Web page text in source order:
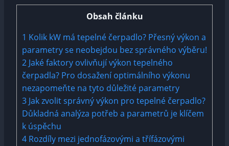
Obsah článku
1 Kolik kW má tepelné čerpadlo? Přesný výkon a
parametry se neobejdou bez správného výběru!
2 Jaké faktory ovlivňují výkon tepelného
čerpadla? Pro dosažení optimálního výkonu
nezapomeňte na tyto důležité parametry
3 Jak zvolit správný výkon pro tepelné čerpadlo?
Důkladná analýza potřeb a parametrů je klíčem
k úspěchu
4 Rozdíly mezi jednofázovými a třífázovými